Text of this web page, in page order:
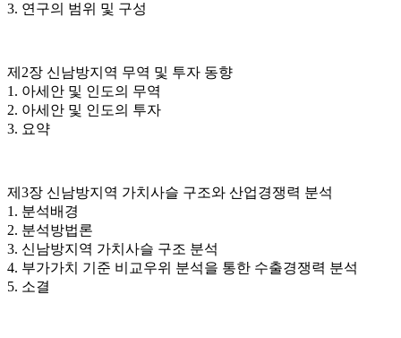
3. 연구의 범위 및 구성
제2장 신남방지역 무역 및 투자 동향
1. 아세안 및 인도의 무역
2. 아세안 및 인도의 투자
3. 요약
제3장 신남방지역 가치사슬 구조와 산업경쟁력 분석
1. 분석배경
2. 분석방법론
3. 신남방지역 가치사슬 구조 분석
4. 부가가치 기준 비교우위 분석을 통한 수출경쟁력 분석
5. 소결